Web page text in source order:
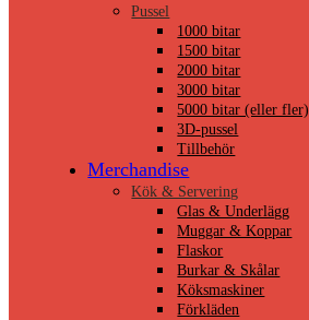
Pussel
1000 bitar
1500 bitar
2000 bitar
3000 bitar
5000 bitar (eller fler)
3D-pussel
Tillbehör
Merchandise
Kök & Servering
Glas & Underlägg
Muggar & Koppar
Flaskor
Burkar & Skålar
Köksmaskiner
Förkläden